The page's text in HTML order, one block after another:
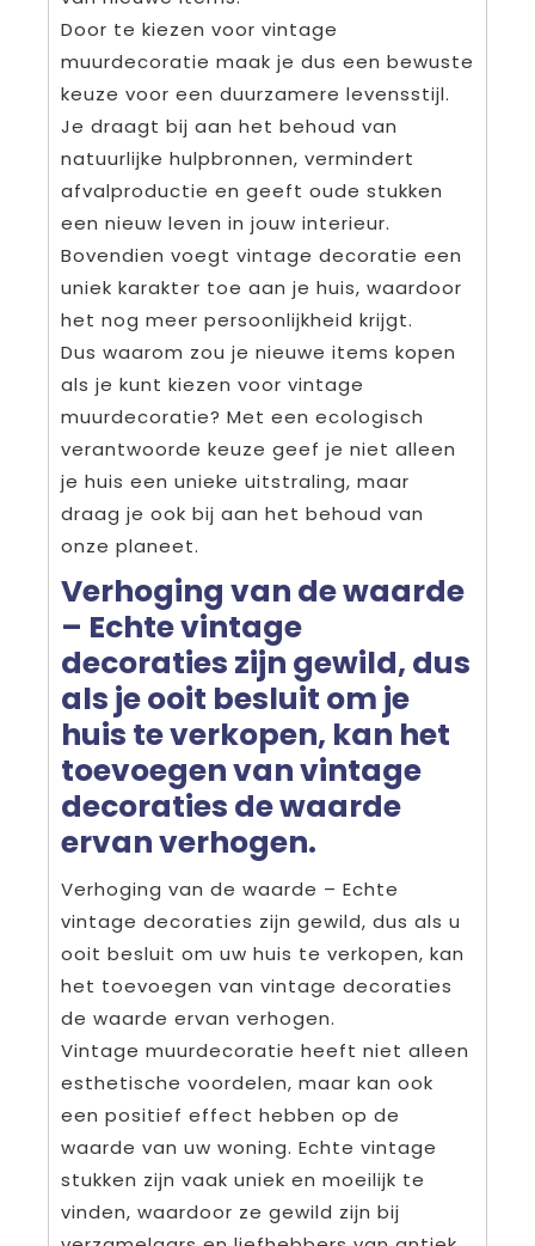
Door te kiezen voor vintage
muurdecoratie maak je dus een bewuste
keuze voor een duurzamere levensstijl.
Je draagt bij aan het behoud van
natuurlijke hulpbronnen, vermindert
afvalproductie en geeft oude stukken
een nieuw leven in jouw interieur.
Bovendien voegt vintage decoratie een
uniek karakter toe aan je huis, waardoor
het nog meer persoonlijkheid krijgt.
Dus waarom zou je nieuwe items kopen
als je kunt kiezen voor vintage
muurdecoratie? Met een ecologisch
verantwoorde keuze geef je niet alleen
je huis een unieke uitstraling, maar
draag je ook bij aan het behoud van
onze planeet.
Verhoging van de waarde
– Echte vintage
decoraties zijn gewild, dus
als je ooit besluit om je
huis te verkopen, kan het
toevoegen van vintage
decoraties de waarde
ervan verhogen.
Verhoging van de waarde – Echte
vintage decoraties zijn gewild, dus als u
ooit besluit om uw huis te verkopen, kan
het toevoegen van vintage decoraties
de waarde ervan verhogen.
Vintage muurdecoratie heeft niet alleen
esthetische voordelen, maar kan ook
een positief effect hebben op de
waarde van uw woning. Echte vintage
stukken zijn vaak uniek en moeilijk te
vinden, waardoor ze gewild zijn bij